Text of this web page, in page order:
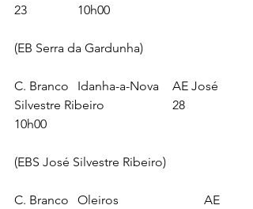
23		10h00
(EB Serra da Gardunha)
C. Branco	Idanha-a-Nova	AE José
Silvestre Ribeiro 			28
10h00
(EBS José Silvestre Ribeiro)
C. Branco	Oleiros			AE